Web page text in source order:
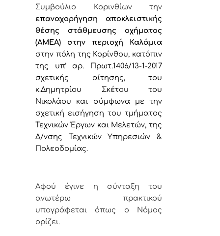
Συμβούλιο Κορινθίων την
επαναχορήγηση αποκλειστικής
θέσης στάθμευσης οχήματος
(ΑΜΕΑ) στην περιοχή Καλάμια
στην πόλη της Κορίνθου, κατόπιν
της υπ’ αρ. Πρωτ.1406/13-1-2017
σχετικής αίτησης, του
κ.Δημητρίου Σκέτου του
Νικολάου και σύμφωνα με την
σχετική εισήγηση του τμήματος
Τεχνικών Έργων και Μελετών, της
Δ/νσης Τεχνικών Υπηρεσιών &
Πολεοδομίας.
Αφού έγινε η σύνταξη του
ανωτέρω πρακτικού
υπογράφεται όπως ο Νόμος
ορίζει.